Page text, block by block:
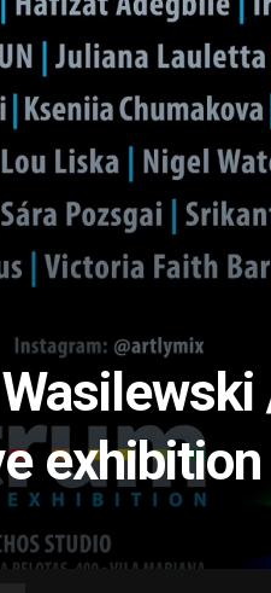
exhibition